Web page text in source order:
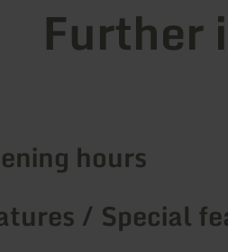
Further
hours
/ Special